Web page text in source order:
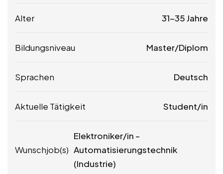
Alter 31-35 Jahre
Bildungsniveau Master/Diplom
Sprachen Deutsch
Aktuelle Tätigkeit Student/in
Wunschjob(s)
Elektroniker/in –
Automatisierungstechnik
(Industrie)